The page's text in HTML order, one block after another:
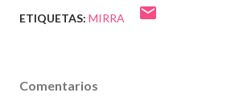
ETIQUETAS: MIRRA
Comentarios